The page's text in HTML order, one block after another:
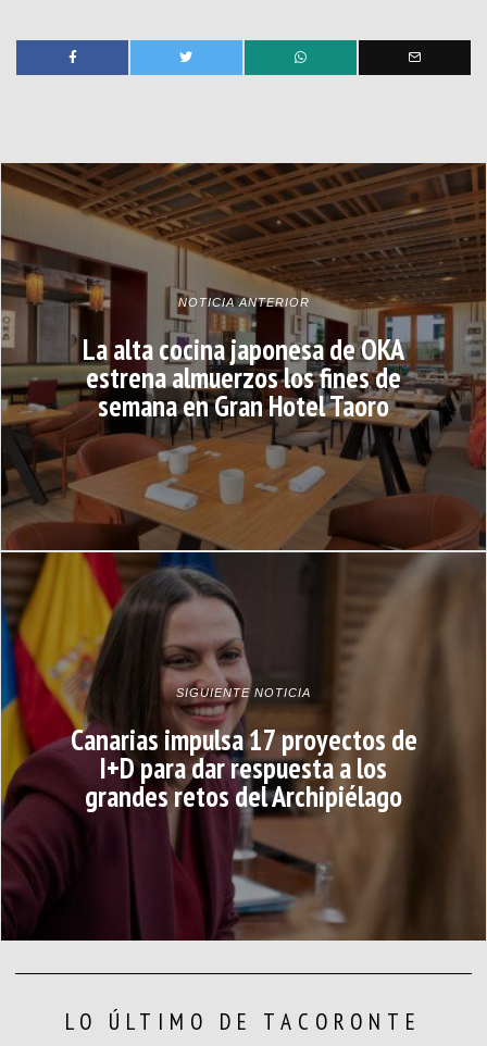
NOTICIA ANTERIOR
La alta cocina japonesa de OKA
estrena almuerzos los fines de
semana en Gran Hotel Taoro
SIGUIENTE NOTICIA
Canarias impulsa 17 proyectos de
I+D para dar respuesta a los
grandes retos del Archipiélago
LO ÚLTIMO DE TACORONTE